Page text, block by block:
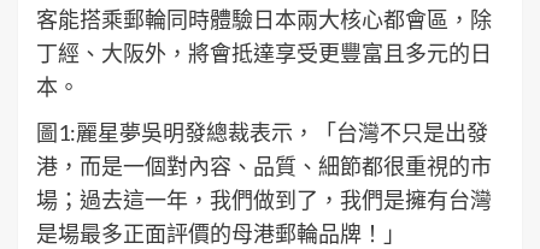
客能搭乘郵輪同時體驗日本兩大核心都會區，除
丁經、大阪外，將會抵達享受更豐富且多元的日
本。
圖1:麗星夢吳明發總裁表示，「台灣不只是出發
港，而是一個對內容、品質、細節都很重視的市
場；過去這一年，我們做到了，我們是擁有台灣
是場最多正面評價的母港郵輪品牌！」